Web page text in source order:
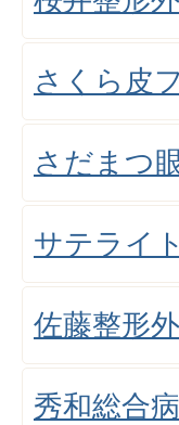
さくら皮
さだまつ
サテライ
佐藤整形
秀和総合